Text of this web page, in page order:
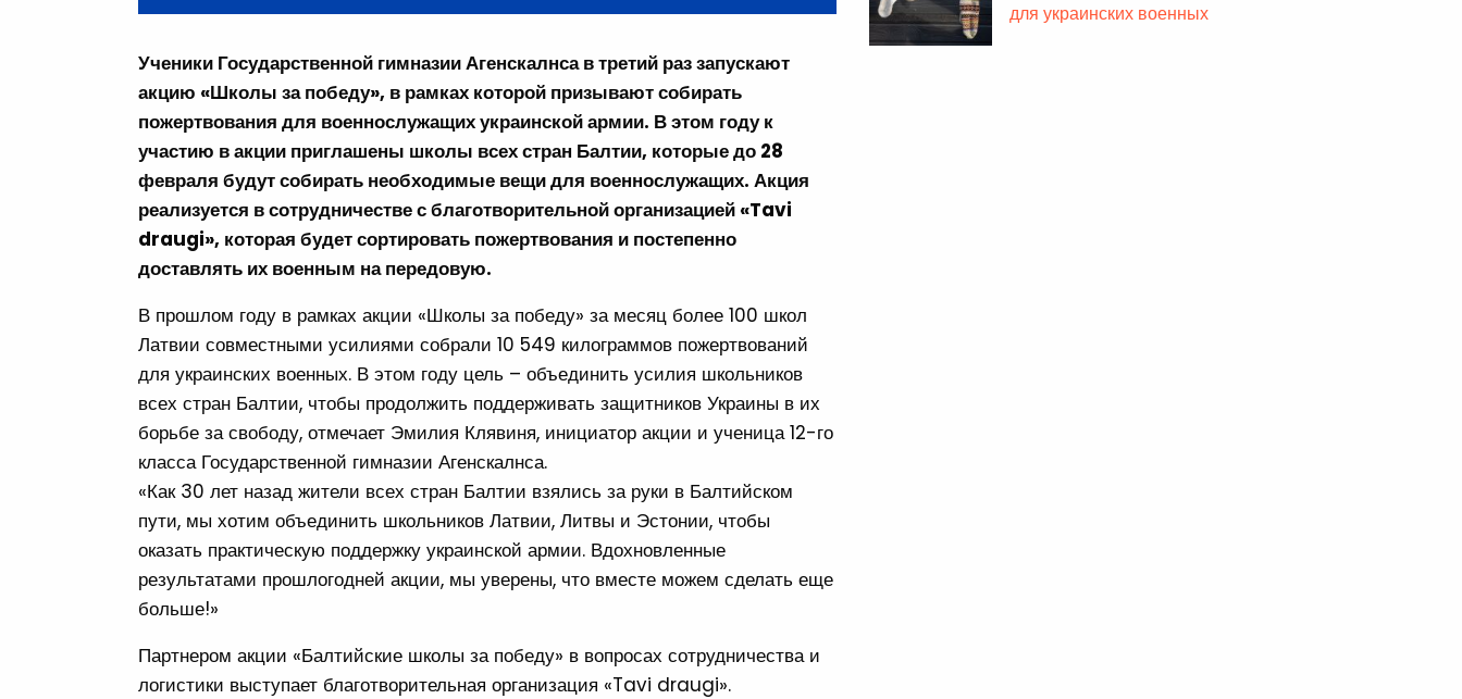
Ученики Государственной гимназии Агенскалнса в третий раз запускают
акцию «Школы за победу», в рамках которой призывают собирать
пожертвования для военнослужащих украинской армии. В этом году к
участию в акции приглашены школы всех стран Балтии, которые до 28
февраля будут собирать необходимые вещи для военнослужащих. Акция
реализуется в сотрудничестве с благотворительной организацией «Tavi
draugi», которая будет сортировать пожертвования и постепенно
доставлять их военным на передовую.
В прошлом году в рамках акции «Школы за победу» за месяц более 100 школ
Латвии совместными усилиями собрали 10 549 килограммов пожертвований
для украинских военных. В этом году цель – объединить усилия школьников
всех стран Балтии, чтобы продолжить поддерживать защитников Украины в их
борьбе за свободу, отмечает Эмилия Клявиня, инициатор акции и ученица 12-го
класса Государственной гимназии Агенскалнса.
«Как 30 лет назад жители всех стран Балтии взялись за руки в Балтийском
пути, мы хотим объединить школьников Латвии, Литвы и Эстонии, чтобы
оказать практическую поддержку украинской армии. Вдохновленные
результатами прошлогодней акции, мы уверены, что вместе можем сделать еще
больше!»
Партнером акции «Балтийские школы за победу» в вопросах сотрудничества и
логистики выступает благотворительная организация «Tavi draugi».
для украинских военных